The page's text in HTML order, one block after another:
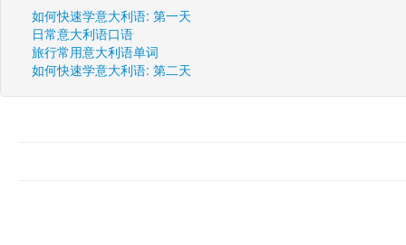
如何快速学意大利语: 第一天
日常意大利语口语
旅行常用意大利语单词
如何快速学意大利语: 第二天